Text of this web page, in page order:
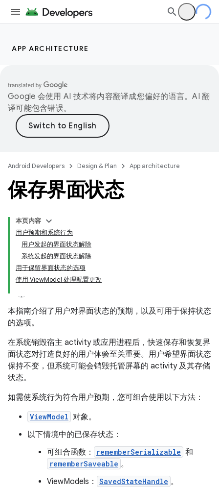
APP ARCHITECTURE
Google 会使用 AI 技术将内容翻译成您偏好的语言。AI 翻
译可能包含错误。
Android Developers Design & Plan App architecture
保存界面状态
本页内容
用户预期和系统行为
用户发起的界面状态解除
系统发起的界面状态解除
用于保留界面状态的选项
使用 ViewModel 处理配置更改
本指南介绍了用户对界面状态的预期，以及可用于保持状态
的选项。
在系统销毁宿主 activity 或应用进程后，快速保存和恢复界
面状态对打造良好的用户体验至关重要。用户希望界面状态
保持不变，但系统可能会销毁托管屏幕的 activity 及其存储
状态。
如需使系统行为符合用户预期，您可组合使用以下方法：
ViewModel 对象。
以下情境中的已保存状态：
可组合函数：
rememberSerializable 和
rememberSaveable 。
ViewModels：
SavedStateHandle 。